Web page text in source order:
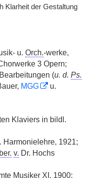
Klarheit der Gestaltung
u. Orch.-werke,
3 Opern;
(u. d. Ps.
MGG
u.
Klaviers in bildl.
Harmonielehre, 1921;
v. Dr. Hochs
Musiker XI, 1900;